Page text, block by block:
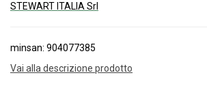
STEWART ITALIA Srl
minsan: 904077385
Vai alla descrizione prodotto